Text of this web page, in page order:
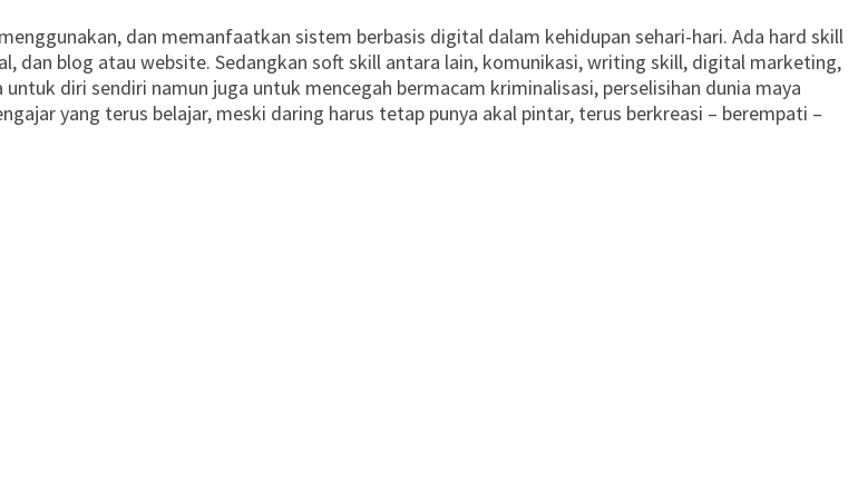
dan memanfaatkan sistem berbasis digital dalam kehidupan sehari-hari. Ada hard skill
dan blog atau website. Sedangkan soft skill antara lain, komunikasi, writing skill, digital marketing,
diri sendiri namun juga untuk mencegah bermacam kriminalisasi, perselisihan dunia maya
yang terus belajar, meski daring harus tetap punya akal pintar, terus berkreasi – berempati –